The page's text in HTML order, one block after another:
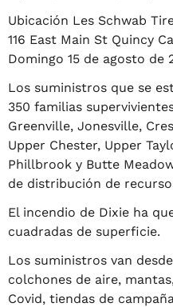
Ubicación Les Schwab
116 East Main St Quincy
Domingo 15 de agosto de
Los suministros que se
350 familias
Greenville, Jonesville,
Upper Chester, Upper
Phillbrook y Butte
de distribución de
El incendio de Dixie ha
cuadradas de superficie.
Los suministros van
colchones de aire,
Covid, tiendas de